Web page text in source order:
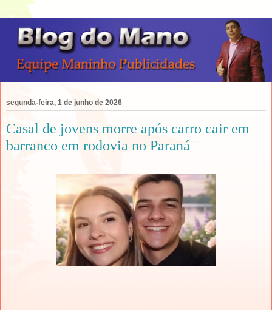
segunda-feira, 1 de junho de 2026
Casal de jovens morre após carro cair em
barranco em rodovia no Paraná